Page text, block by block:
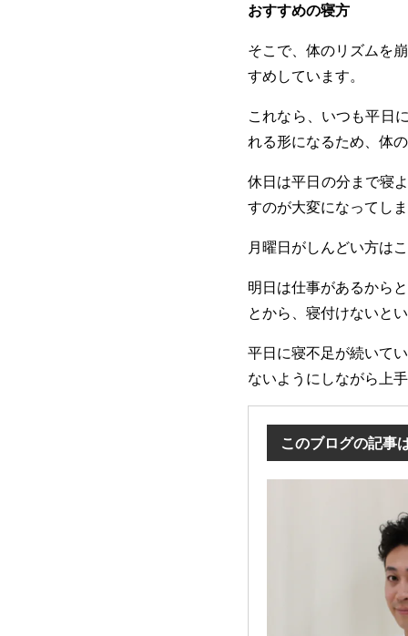
おすすめの寝方
そこで、体のリズムを
すめしています。
これなら、いつも平日
れる形になるため、体
休日は平日の分まで寝
すのが大変になってし
月曜日がしんどい方は
明日は仕事があるから
とから、寝付けないと
平日に寝不足が続いて
ないようにしながら上
このブログの記事